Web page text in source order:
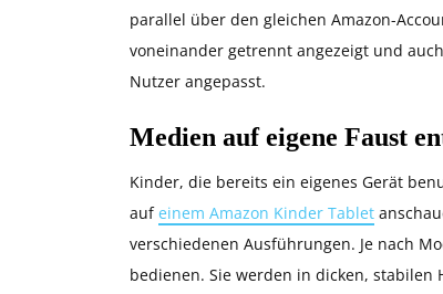
parallel über den gleichen Amazon-
voneinander getrennt angezeigt und
Nutzer angepasst.
Medien auf eigene Faust
Kinder, die bereits ein eigenes Gerät
aufeinem Amazon Kinder Tablet
verschiedenen Ausführungen. Je nach
bedienen. Sie werden in dicken,